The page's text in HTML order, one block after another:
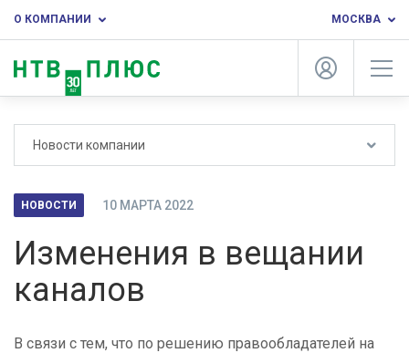
О КОМПАНИИ МОСКВА
Новости компании
НОВОСТИ 10 МАРТА 2022
Изменения в вещании
каналов
В связи с тем, что по решению правообладателей на